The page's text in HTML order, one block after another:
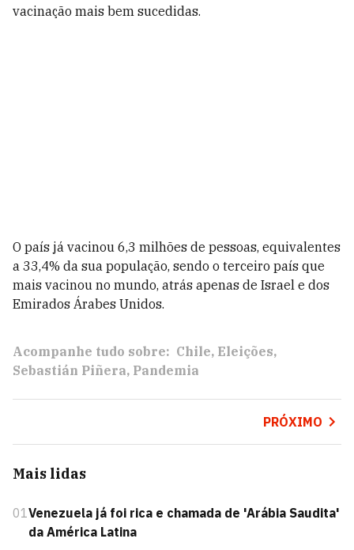
vacinação mais bem sucedidas.
O país já vacinou 6,3 milhões de pessoas, equivalentes
a 33,4% da sua população, sendo o terceiro país que
mais vacinou no mundo, atrás apenas de Israel e dos
Emirados Árabes Unidos.
Acompanhe tudo sobre: Chile Eleições
Sebastián Piñera Pandemia
PRÓXIMO
Mais lidas
01Venezuela já foi rica e chamada de 'Arábia Saudita'
da América Latina